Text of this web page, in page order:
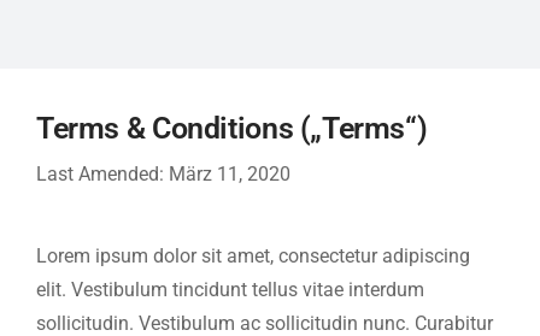
Terms & Conditions („Terms“)
Last Amended: März 11, 2020
Lorem ipsum dolor sit amet, consectetur adipiscing
elit. Vestibulum tincidunt tellus vitae interdum
sollicitudin. Vestibulum ac sollicitudin nunc. Curabitur